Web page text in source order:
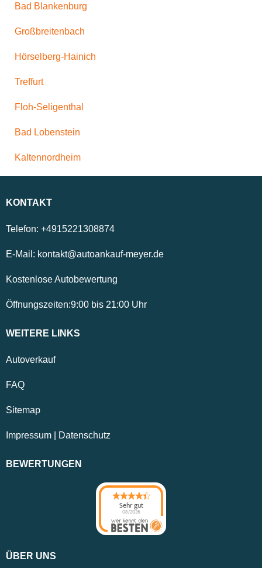
Bad Blankenburg
Großbreitenbach
Hörselberg-Hainich
Treffurt
Floh-Seligenthal
Bad Lobenstein
Kaltennordheim
KONTAKT
Telefon: +4915221308874
E-Mail: kontakt@autoankauf-meyer.de
Kostenlose Autobewertung
Öffnungszeiten:9:00 bis 21:00 Uhr
WEITERE LINKS
Autoverkauf
FAQ
Sitemap
Impressum Datenschutz
BEWERTUNGEN
Sehr gut
08/2026
ÜBER UNS